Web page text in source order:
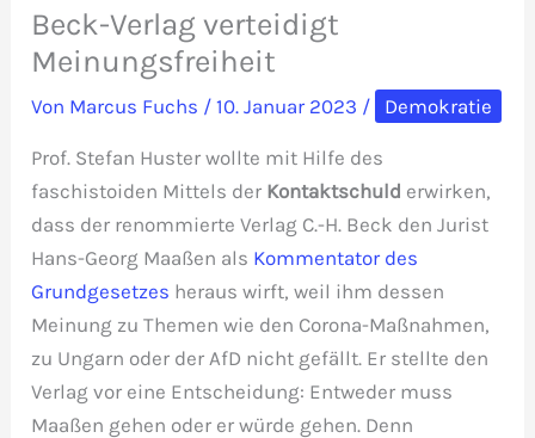
Beck-Verlag verteidigt
Meinungsfreiheit
Von Marcus Fuchs /10. Januar 2023 / Demokratie
Prof. Stefan Huster wollte mit Hilfe des
faschistoiden Mittels der Kontaktschuld erwirken,
dass der renommierte Verlag C.-H. Beck den Jurist
Hans-Georg Maaßen als Kommentator des
Grundgesetzes heraus wirft, weil ihm dessen
Meinung zu Themen wie den Corona-Maßnahmen,
zu Ungarn oder der AfD nicht gefällt. Er stellte den
Verlag vor eine Entscheidung: Entweder muss
Maaßen gehen oder er würde gehen. Denn